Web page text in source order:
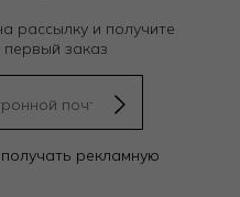
рассылку и получите
заказ
получать рекламную